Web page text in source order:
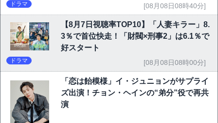
ドラマ [08月08日08時40分]
【8月7日視聴率TOP10】「人妻キラー」8.
3％で首位快走！「財閥×刑事2」は6.1％で
好スタート
ドラマ [08月08日08時00分]
「恋は飴模様」イ・ジュニョンがサプライ
ズ出演！チョン・ヘインの“弟分”役で再共
演